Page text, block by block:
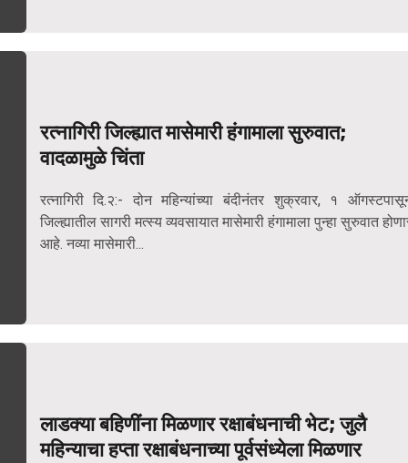
रत्नागिरी जिल्ह्यात मासेमारी हंगामाला सुरुवात;
वादळामुळे चिंता
रत्नागिरी दि.२:- दोन महिन्यांच्या बंदीनंतर शुक्रवार, १
जिल्ह्यातील सागरी मत्स्य व्यवसायात मासेमारी हंगामाला पुन्हा सुरुवात
आहे. नव्या मासेमारी...
लाडक्या बहिणींना मिळणार रक्षाबंधनाची भेट; जुलै
महिन्याचा हप्ता रक्षाबंधनाच्या पूर्वसंध्येला मिळणार